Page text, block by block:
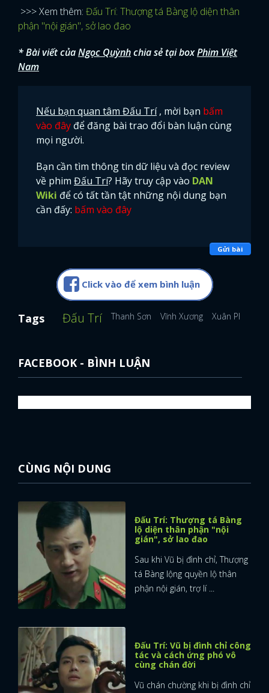
>>> Xem thêm: Đấu Trí: Thượng tá Bàng lộ diện thân
phận "nội gián", sở lao đao
* Bài viết củaNgọc Quỳnhchia sẻ tại boxPhim Việt
Nam
Nếu bạn quan tâm Đấu Trí , mời bạn bấm
vào đây để đăng bài trao đổi bàn luận cùng
mọi người.
Bạn cần tìm thông tin dữ liệu và đọc review
về phim Đấu Trí? Hãy truy cập vào DAN
Wiki để có tất tần tật những nội dung bạn
cần đấy: bấm vào đây
Gửi bài
Click vào để xem bình luận
Tags Đấu Trí Thanh Sơn Vĩnh Xương Xuân Phúc
FACEBOOK - BÌNH LUẬN
CÙNG NỘI DUNG
Đấu Trí: Thượng tá Bàng
lộ diện thân phận "nội
gián", sở lao đao
Sau khi Vũ bị đình chỉ, Thượng
tá Bàng lộng quyền lộ thân
phận nội gián, trợ lí ...
Đấu Trí: Vũ bị đình chỉ công
tác và cách ứng phó vô
cùng chán đời
Vũ chán chường khi bị đình chỉ